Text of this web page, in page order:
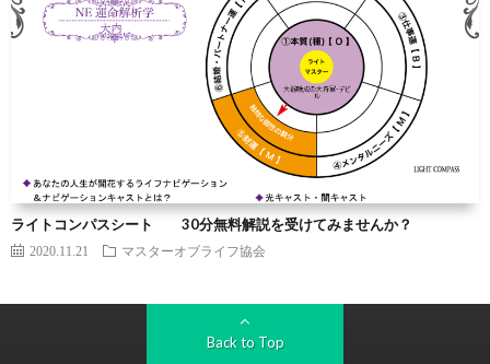
ライトコンパスシート 30分無料解説を受けてみませんか？
2020.11.21 マスターオブライフ協会
Back to Top